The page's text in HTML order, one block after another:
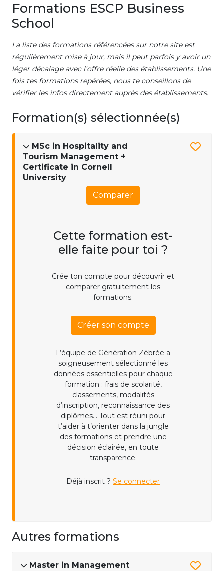
Formations ESCP Business
School
La liste des formations référencées sur notre site est
régulièrement mise à jour, mais il peut parfois y avoir un
léger décalage avec l'offre réelle des établissements. Une
fois tes formations repérées, nous te conseillons de
vérifier les infos directement auprès des établissements.
Formation(s) sélectionnée(s)
MSc in Hospitality and
Tourism Management +
Certificate in Cornell
University
Comparer
Cette formation est-
elle faite pour toi ?
Crée ton compte pour découvrir et
comparer gratuitement les
formations.
Créer son compte
L’équipe de Génération Zébrée a
soigneusement sélectionné les
données essentielles pour chaque
formation : frais de scolarité,
classements, modalités
d’inscription, reconnaissance des
diplômes... Tout est réuni pour
t’aider à t’orienter dans la jungle
des formations et prendre une
décision éclairée, en toute
transparence.
Déjà inscrit ? Se connecter
Autres formations
Master in Management